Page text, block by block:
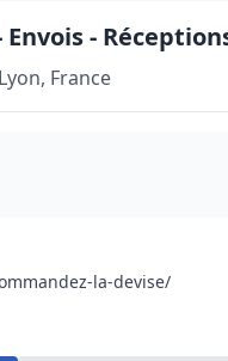
Envois -
France
la-devise/